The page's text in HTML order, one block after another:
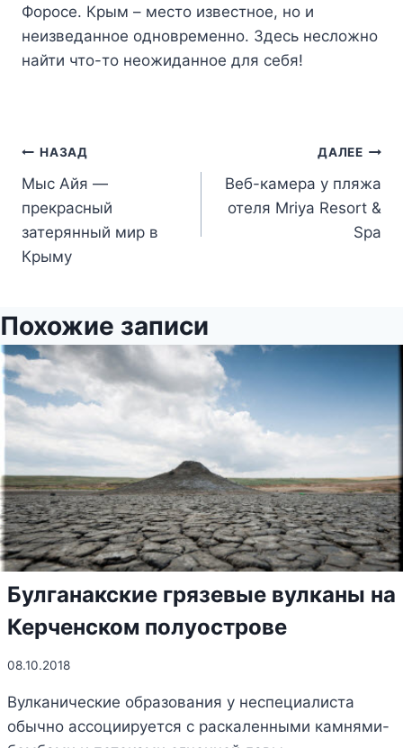
Форосе. Крым – место известное, но и
неизведанное одновременно. Здесь несложно
найти что-то неожиданное для себя!
Навигация
по
записям
НАЗАД
Мыс Айя —
прекрасный
затерянный мир в
Крыму
ДАЛЕЕ
Веб-камера у пляжа
отеля Mriya Resort &
Spa
Похожие записи
Булганакские грязевые вулканы на
Керченском полуострове
08.10.2018
Вулканические образования у неспециалиста
обычно ассоциируется с раскаленными камнями-